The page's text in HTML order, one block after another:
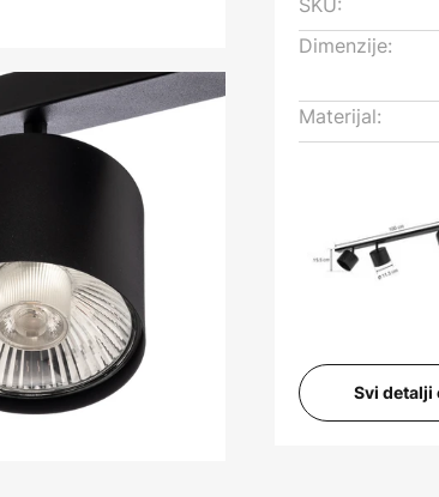
Dimenzije:
Materijal:
Svi detalji